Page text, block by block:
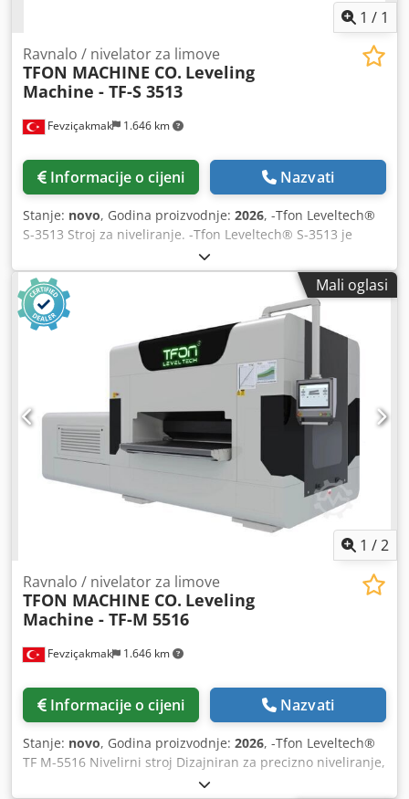
1 / 1
Fevziçakmak 1.646 km
Ravnalo / nivelator za limove
TFON MACHINE CO. Leveling
Machine - TF-S 3513
Informacije o cijeni Nazvati
Stanje: novo, Godina proizvodnje: 2026, -Tfon Leveltech®
S-3513 Stroj za niveliranje. -Tfon Leveltech® S-3513 je
precizni stroj za niveliranje optimiziran za ultra tanke
materijale, koji kombinira napredne elektromehaničke
kontrole s jednostavnim rukovanjem za dosljedne,
visokokvalitetne rezultate poravnavanja. -Glavne tehničke
karakteristike: Debljina materijala: 0 – 0,3 mm.
Cedjkyrzlepfx Ahborf Maksimalna širina materijala: 1.300
mm Minimalna duljina materijala: 70 mm Sustav brze
zamjene ravnalnih valjaka: standard. Podešavanje razmaka
za ravnanje: elektromehaničko / PC upravljano. Dimenzije
stroja (D × Š × V): 2.685 × 1.585 × 1.820 mm. Ukupna masa:
5.000 kg.
Mali oglasi
1 /2
Fevziçakmak 1.646 km
Ravnalo / nivelator za limove
TFON MACHINE CO. Leveling
Machine - TF-M 5516
Informacije o cijeni Nazvati
Stanje: novo, Godina proizvodnje: 2026, -Tfon Leveltech®
TF M-5516 Nivelirni stroj Dizajniran za precizno niveliranje,
TF M-5516 učinkovito obrađuje debljine materijala od 1 do